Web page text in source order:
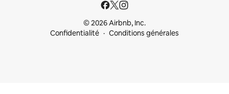
© 2026 Airbnb, Inc.
Confidentialité
Conditions générales